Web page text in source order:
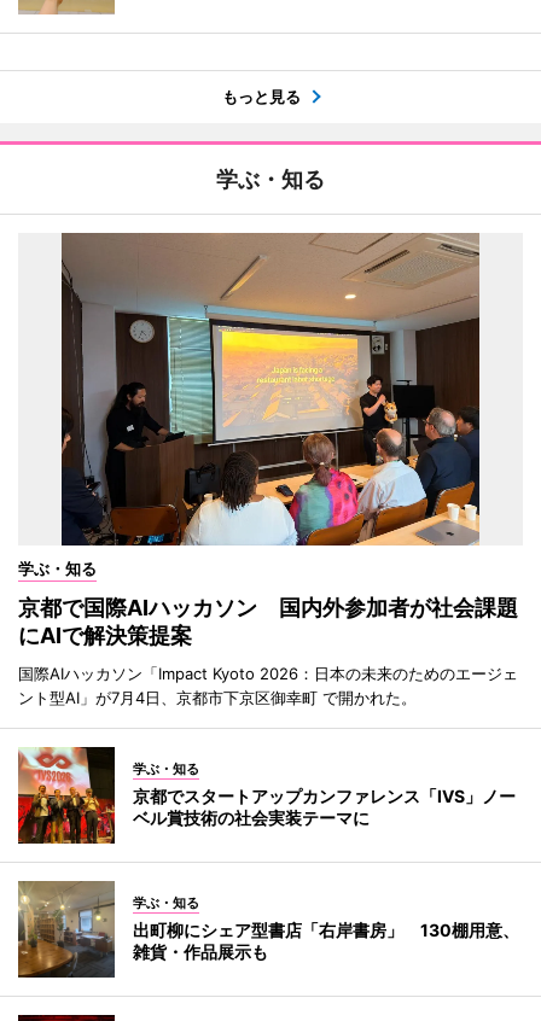
もっと見る
学ぶ・知る
学ぶ・知る
京都で国際AIハッカソン 国内外参加者が社会課題
にAIで解決策提案
国際AIハッカソン「Impact Kyoto 2026：日本の未来のためのエージェ
ント型AI」が7月4日、京都市下京区御幸町 で開かれた。
学ぶ・知る
京都でスタートアップカンファレンス「IVS」ノー
ベル賞技術の社会実装テーマに
学ぶ・知る
出町柳にシェア型書店「右岸書房」 130棚用意、
雑貨・作品展示も